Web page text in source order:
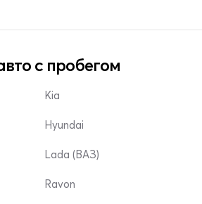
с пробегом
Kia
Hyundai
Lada (ВАЗ)
Ravon